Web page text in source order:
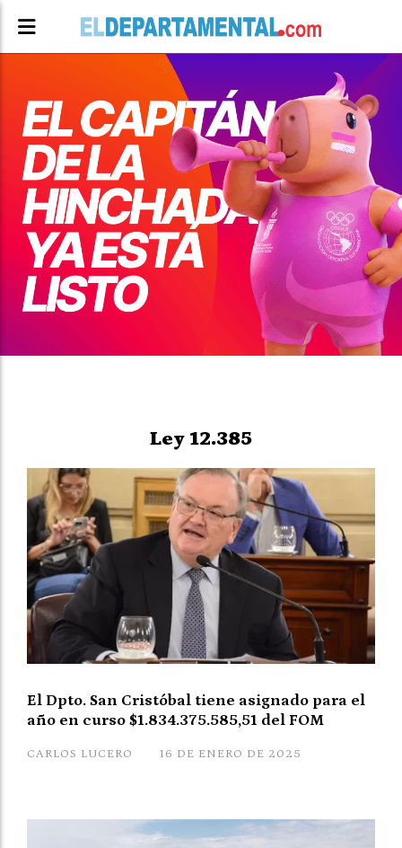
Ley 12.385
El Dpto. San Cristóbal tiene asignado para el
año en curso $1.834.375.585,51 del FOM
CARLOS LUCERO 16 DE ENERO DE 2025